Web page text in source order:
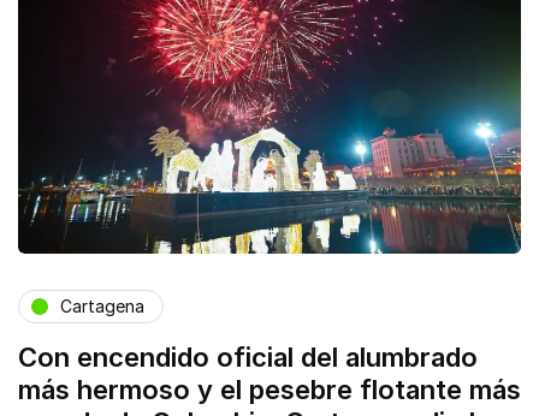
Cartagena
Con encendido oficial del alumbrado
más hermoso y el pesebre flotante más